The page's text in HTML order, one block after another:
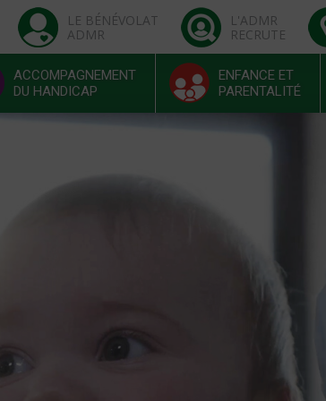
LE BÉNÉVOLAT
ADMR
L'ADMR
RECRUTE
ACCOMPAGNEMENT
DU HANDICAP
ENFANCE ET
PARENTALITÉ